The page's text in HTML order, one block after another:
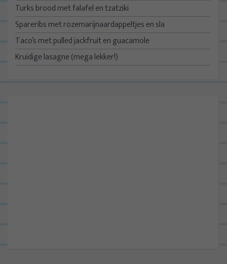
Turks brood met falafel en tzatziki
Spareribs met rozemarijnaardappeltjes en sla
Taco’s met pulled jackfruit en guacamole
Kruidige lasagne (mega lekker!)